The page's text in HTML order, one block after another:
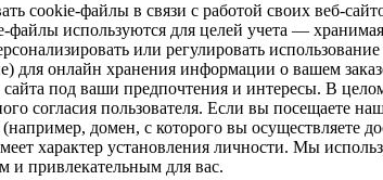
cookie-файлы в связи с работой своих веб-
файлы используются для целей учета —
или регулировать
для онлайн хранения информации о вашем
сайта под ваши предпочтения и интересы. В
согласия пользователя. Если вы посещаете
(например, домен, с которого вы осуществляете
характер установления личности. Мы
и привлекательным для вас.